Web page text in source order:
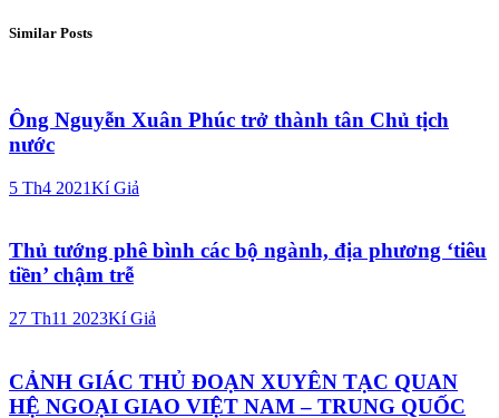
Similar Posts
Ông Nguyễn Xuân Phúc trở thành tân Chủ tịch
nước
5 Th4 2021Kí Giả
Thủ tướng phê bình các bộ ngành, địa phương ‘tiêu
tiền’ chậm trễ
27 Th11 2023Kí Giả
CẢNH GIÁC THỦ ĐOẠN XUYÊN TẠC QUAN
HỆ NGOẠI GIAO VIỆT NAM – TRUNG QUỐC